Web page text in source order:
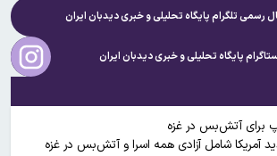
رسمی تلگرام پایگاه تحلیلی و خبریدیدبان ایران
پایگاه تحلیلی و خبریدیدبان ایران
برای آتش‌بس در غزه
شامل آزادی همه اسرا و آتش‌بس در غزه